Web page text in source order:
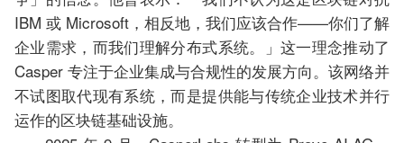
IBM 或 Microsoft，相反地，我们应该合作——你们了解
企业需求，而我们理解分布式系统。」这一理念推动了
Casper 专注于企业集成与合规性的发展方向。该网络并
不试图取代现有系统，而是提供能与传统企业技术并行
运作的区块链基础设施。